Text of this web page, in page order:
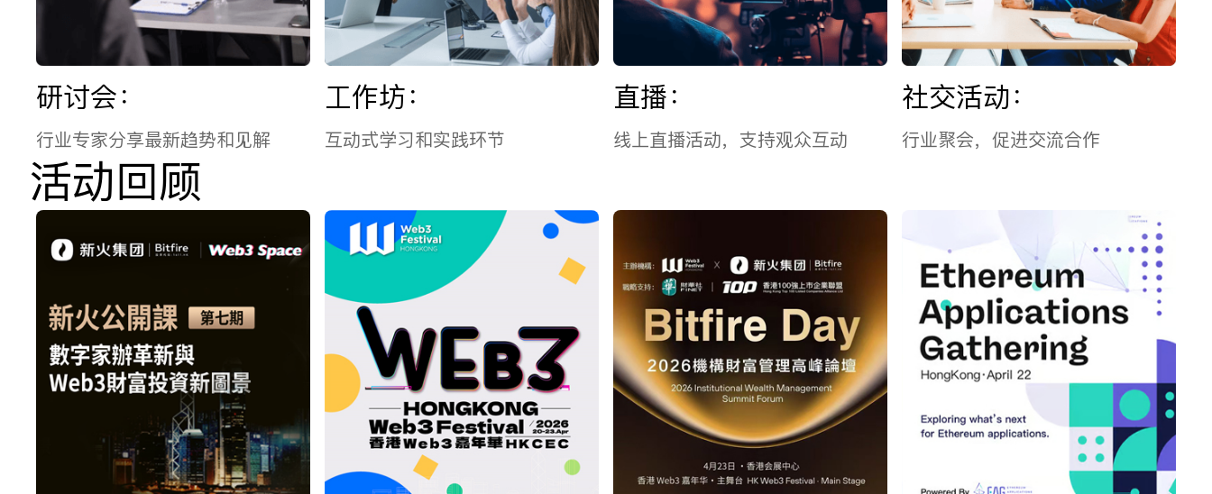
研讨会：
行业专家分享最新趋势和见解
工作坊：
互动式学习和实践环节
直播：
线上直播活动，支持观众互动
社交活动：
行业聚会，促进交流合作
活动回顾